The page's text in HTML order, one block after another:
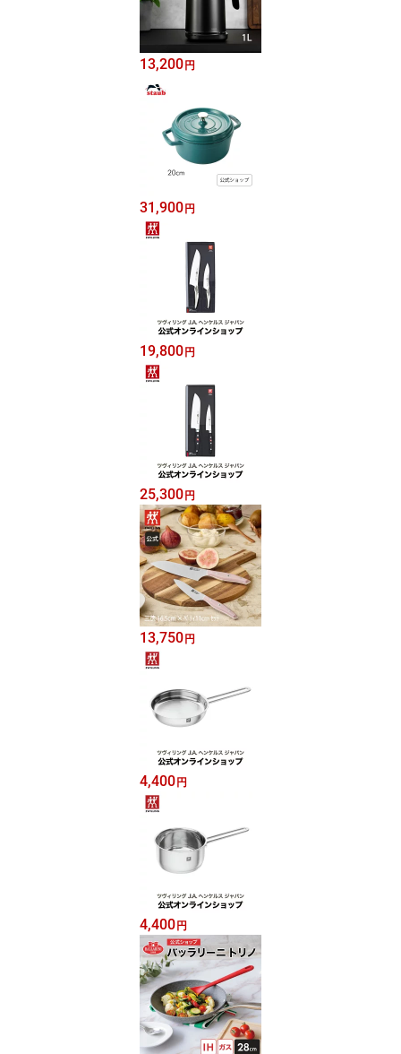
13,200円
31,900円
19,800円
25,300円
13,750円
4,400円
4,400円